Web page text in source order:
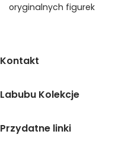
oryginalnych figurek
Kontakt
Dostawa
Płatność
Labubu Kolekcje
Big into Energy
Przydatne linki